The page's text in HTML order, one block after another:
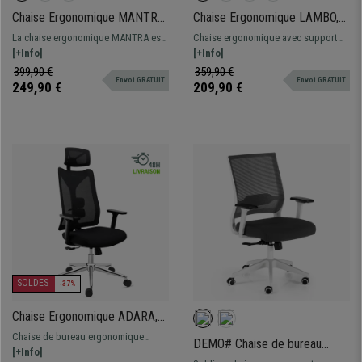
Chaise Ergonomique MANTRA,
Appui-tête, Support Lombaire,
Accoudoirs Ajustables, Noir
La chaise ergonomique MANTRA est
très confortable et fonctionnelle, et
sera idéale pour une utilisation
professionnelle exigeante !
[+Info]
399,90 €
249,90 € Envoi GRATUIT
Chaise Ergonomique LAMBO,
Utilisation 8h/jour, Support
Lombaire, Noir
Chaise ergonomique avec support
lombaire ajustable. Adaptée à un
usage intensif de 8 heures
[+Info]
359,90 €
209,90 € Envoi GRATUIT
SOLDES -37%
Chaise Ergonomique ADARA,
Totalement Réglable, Appui-
tête, Support Lombaire, Noir
Chaise de bureau ergonomique
totalement adaptable. Conception de
[+Info]
DEMO# Chaise de bureau